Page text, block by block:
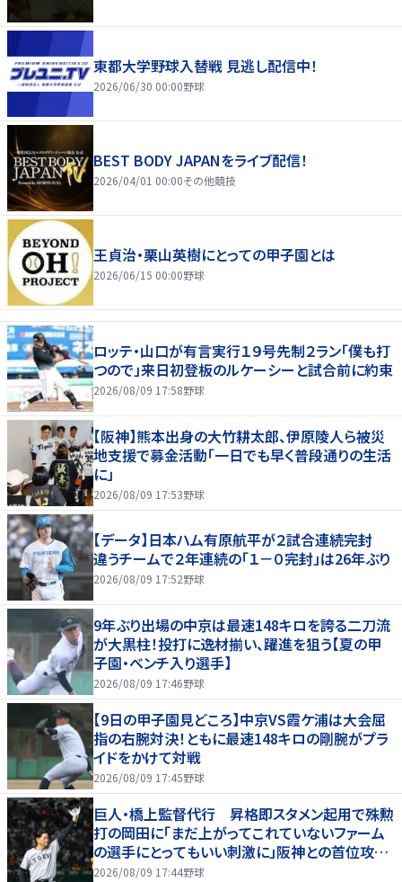
東都大学野球入替戦 見逃し配信中！
2026/06/30 00:00野球
BEST BODY JAPANをライブ配信！
2026/04/01 00:00その他競技
王貞治・栗山英樹にとっての甲子園とは
2026/06/15 00:00野球
ロッテ・山口が有言実行１９号先制２ラン「僕も打
つので」来日初登板のルケーシーと試合前に約束
2026/08/09 17:58野球
【阪神】熊本出身の大竹耕太郎、伊原陵人ら被災
地支援で募金活動「一日でも早く普段通りの生活
に」
2026/08/09 17:53野球
【データ】日本ハム有原航平が２試合連続完封
違うチームで２年連続の「１－０完封」は26年ぶり
2026/08/09 17:52野球
9年ぶり出場の中京は最速148キロを誇る二刀流
が大黒柱！投打に逸材揃い、躍進を狙う【夏の甲
子園・ベンチ入り選手】
2026/08/09 17:46野球
【9日の甲子園見どころ】中京VS霞ケ浦は大会屈
指の右腕対決！ともに最速148キロの剛腕がプラ
イドをかけて対戦
2026/08/09 17:45野球
巨人・橋上監督代行 昇格即スタメン起用で殊勲
打の岡田に「まだ上がってこれていないファーム
の選手にとってもいい刺激に」阪神との首位攻防
３連戦へ「まずはカード勝ち越しを」
2026/08/09 17:44野球